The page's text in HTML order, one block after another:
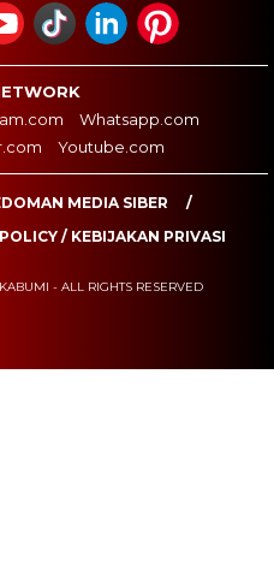
Whatsapp.com
Youtube.com
MEDIA SIBER
/ KEBIJAKAN PRIVASI
- ALL RIGHTS RESERVED